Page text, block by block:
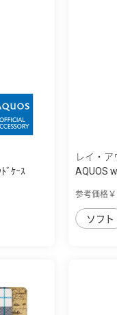
ﾞｹｰｽ
レイ・ア
AQUOS
参考価格
ソフト